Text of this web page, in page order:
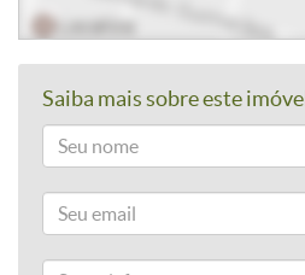
Saiba mais sobre este imóvel